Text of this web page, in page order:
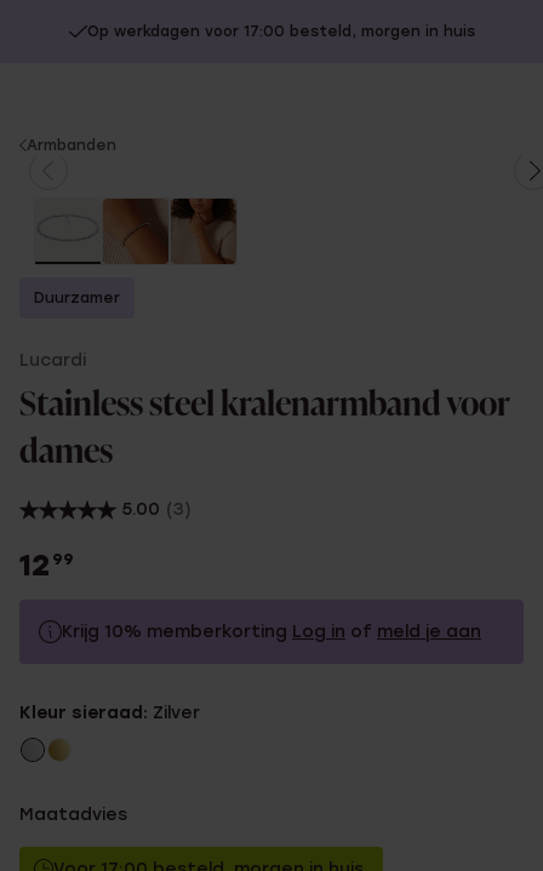
Op werkdagen voor 17:00 besteld, morgen in huis
You
Armbanden
Duurzamer
Lucardi
Stainless steel kralenarmband voor
dames
5.00 (3)
12 99
Krijg 10% memberkorting Log in of meld je aan
Zonder memberkorting
Kleur sieraad: Zilver
Maatadvies